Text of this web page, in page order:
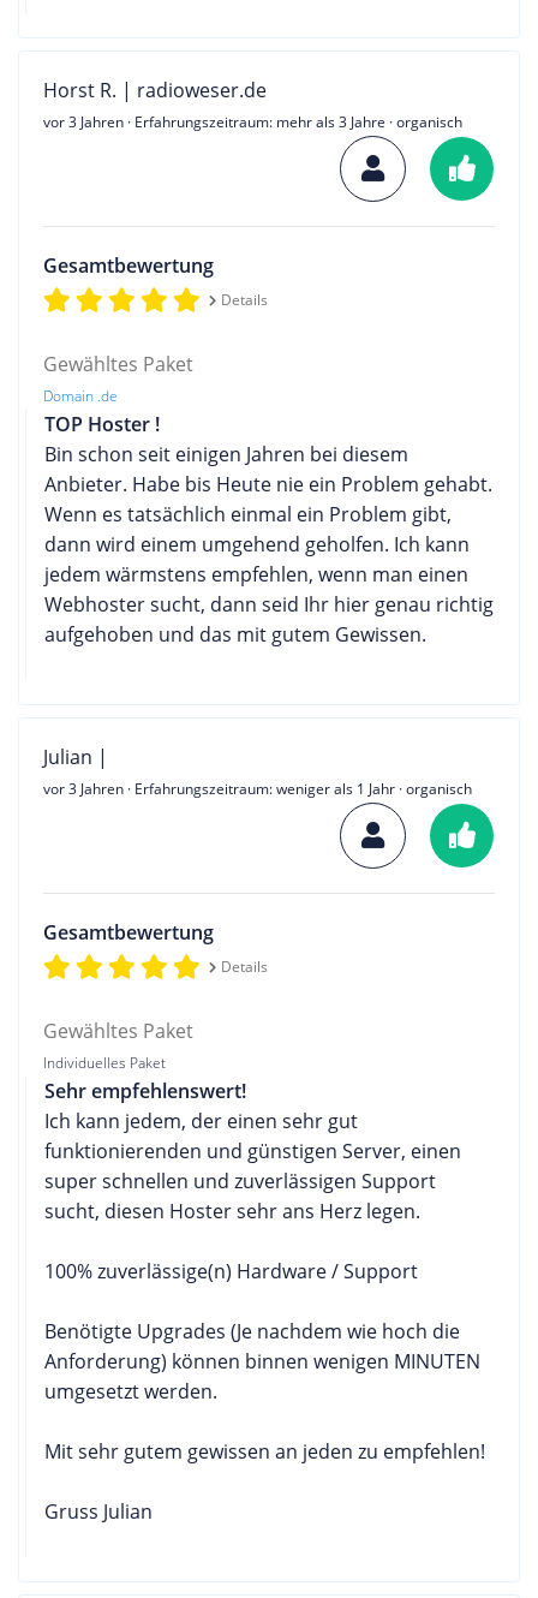
Horst R. | radioweser.de
vor 3 Jahren · Erfahrungszeitraum: mehr als 3 Jahre · organisch
Gesamtbewertung
Details
Gewähltes Paket
Domain .de
TOP Hoster !
Bin schon seit einigen Jahren bei diesem
Anbieter. Habe bis Heute nie ein Problem gehabt.
Wenn es tatsächlich einmal ein Problem gibt,
dann wird einem umgehend geholfen. Ich kann
jedem wärmstens empfehlen, wenn man einen
Webhoster sucht, dann seid Ihr hier genau richtig
aufgehoben und das mit gutem Gewissen.
Julian |
vor 3 Jahren · Erfahrungszeitraum: weniger als 1 Jahr · organisch
Gesamtbewertung
Details
Gewähltes Paket
Individuelles Paket
Sehr empfehlenswert!
Ich kann jedem, der einen sehr gut
funktionierenden und günstigen Server, einen
super schnellen und zuverlässigen Support
sucht, diesen Hoster sehr ans Herz legen.
100% zuverlässige(n) Hardware / Support
Benötigte Upgrades (Je nachdem wie hoch die
Anforderung) können binnen wenigen MINUTEN
umgesetzt werden.
Mit sehr gutem gewissen an jeden zu empfehlen!
Gruss Julian